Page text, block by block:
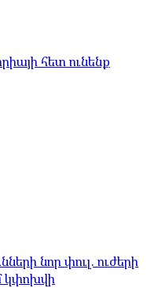
հետ ունենք
նոր փուլ. ուժերի
կփոխվի